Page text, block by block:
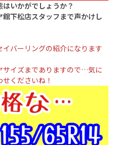
いかがでしょうか？
下松店スタッフまで声かけし
バーリングの紹介になります
サイズまでありますので…気に
くださいね！